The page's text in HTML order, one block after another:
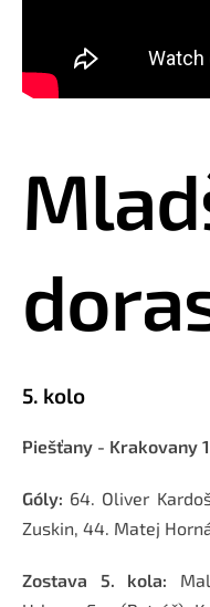
5. kolo
Piešťany - Krakovany
Góly: 64. Oliver
Zuskin, 44. Matej
Zostava 5. kola: